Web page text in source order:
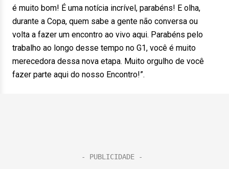
é muito bom! É uma notícia incrível, parabéns! E olha,
durante a Copa, quem sabe a gente não conversa ou
volta a fazer um encontro ao vivo aqui. Parabéns pelo
trabalho ao longo desse tempo no G1, você é muito
merecedora dessa nova etapa. Muito orgulho de você
fazer parte aqui do nosso Encontro!”.